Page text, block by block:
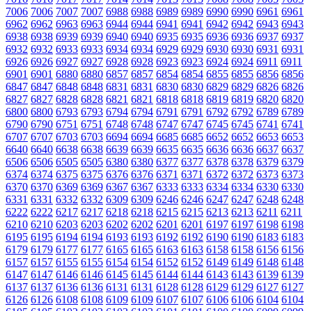
7006 7006 7007 7007 6988 6988 6989 6989 6990 6990 6961 6961
6962 6962 6963 6963 6944 6944 6941 6941 6942 6942 6943 6943
6938 6938 6939 6939 6940 6940 6935 6935 6936 6936 6937 6937
6932 6932 6933 6933 6934 6934 6929 6929 6930 6930 6931 6931
6926 6926 6927 6927 6928 6928 6923 6923 6924 6924 6911 6911
6901 6901 6880 6880 6857 6857 6854 6854 6855 6855 6856 6856
6847 6847 6848 6848 6831 6831 6830 6830 6829 6829 6826 6826
6827 6827 6828 6828 6821 6821 6818 6818 6819 6819 6820 6820
6800 6800 6793 6793 6794 6794 6791 6791 6792 6792 6789 6789
6790 6790 6751 6751 6748 6748 6747 6747 6745 6745 6741 6741
6707 6707 6703 6703 6694 6694 6685 6685 6652 6652 6653 6653
6640 6640 6638 6638 6639 6639 6635 6635 6636 6636 6637 6637
6506 6506 6505 6505 6380 6380 6377 6377 6378 6378 6379 6379
6374 6374 6375 6375 6376 6376 6371 6371 6372 6372 6373 6373
6370 6370 6369 6369 6367 6367 6333 6333 6334 6334 6330 6330
6331 6331 6332 6332 6309 6309 6246 6246 6247 6247 6248 6248
6222 6222 6217 6217 6218 6218 6215 6215 6213 6213 6211 6211
6210 6210 6203 6203 6202 6202 6201 6201 6197 6197 6198 6198
6195 6195 6194 6194 6193 6193 6192 6192 6190 6190 6183 6183
6179 6179 6177 6177 6165 6165 6163 6163 6158 6158 6156 6156
6157 6157 6155 6155 6154 6154 6152 6152 6149 6149 6148 6148
6147 6147 6146 6146 6145 6145 6144 6144 6143 6143 6139 6139
6137 6137 6136 6136 6131 6131 6128 6128 6129 6129 6127 6127
6126 6126 6108 6108 6109 6109 6107 6107 6106 6106 6104 6104